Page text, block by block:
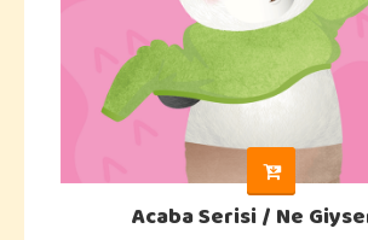
Acaba Serisi / Ne